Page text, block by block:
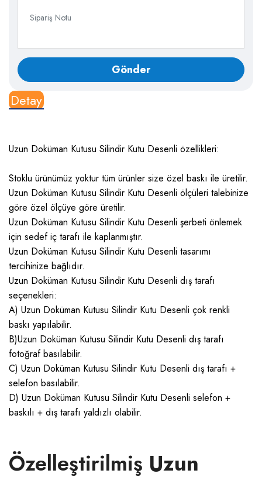
Detay
Uzun Doküman Kutusu Silindir Kutu Desenli özellikleri:
Stoklu ürünümüz yoktur tüm ürünler size özel baskı ile üretilir.
Uzun Doküman Kutusu Silindir Kutu Desenli ölçüleri talebinize
göre özel ölçüye göre üretilir.
Uzun Doküman Kutusu Silindir Kutu Desenli şerbeti önlemek
için sedef iç tarafı ile kaplanmıştır.
Uzun Doküman Kutusu Silindir Kutu Desenli tasarımı
tercihinize bağlıdır.
Uzun Doküman Kutusu Silindir Kutu Desenli dış tarafı
seçenekleri:
A) Uzun Doküman Kutusu Silindir Kutu Desenli çok renkli
baskı yapılabilir.
B)Uzun Doküman Kutusu Silindir Kutu Desenli dış tarafı
fotoğraf basılabilir.
C) Uzun Doküman Kutusu Silindir Kutu Desenli dış tarafı +
selefon basılabilir.
D) Uzun Doküman Kutusu Silindir Kutu Desenli selefon +
baskılı + dış tarafı yaldızlı olabilir.
Özelleştirilmiş Uzun